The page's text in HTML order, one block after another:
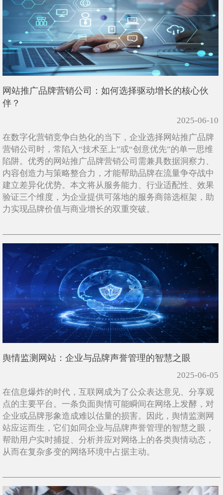
网站推广品牌营销公司：如何选择驱动增长的核心伙
伴？
2025-06-10
在数字化营销竞争白热化的当下，企业选择网站推广品牌
营销公司时，常陷入“技术至上”或“创意优先”的单一思维
陷阱。优秀的网站推广品牌营销公司需兼具数据洞察力、
内容创造力与策略整合力，才能帮助品牌在流量争夺战中
建立差异化优势。本文将从服务能力、行业适配性、效果
验证三个维度，为企业提供可落地的服务商筛选框架，助
力实现品牌价值与商业增长的双重突破。
舆情监测网站：企业与品牌声誉管理的智慧之眼
2025-06-05
在信息爆炸的时代，互联网成为了公众表达意见、分享观
点的主要平台。一条负面舆情可能瞬间在网络上发酵，对
企业或品牌形象造成难以估量的损害。因此，舆情监测网
站应运而生，它们如同企业与品牌声誉管理的智慧之眼，
帮助用户实时捕捉、分析并应对网络上的各类舆情动态，
从而在复杂多变的网络环境中占据主动。